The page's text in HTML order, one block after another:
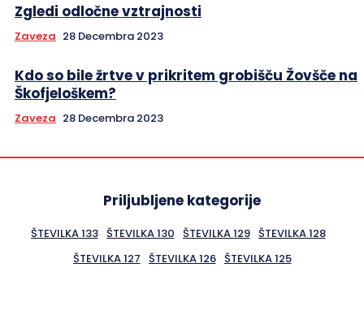
Zgledi odločne vztrajnosti
Zaveza 28 Decembra 2023
Kdo so bile žrtve v prikritem grobišču Žovšče na
Škofjeloškem?
Zaveza 28 Decembra 2023
Priljubljene kategorije
ŠTEVILKA 133 ŠTEVILKA 130 ŠTEVILKA 129 ŠTEVILKA 128
ŠTEVILKA 127 ŠTEVILKA 126 ŠTEVILKA 125